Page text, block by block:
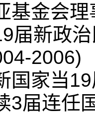
基金会理
届新政
2006)
国家当
3届连任